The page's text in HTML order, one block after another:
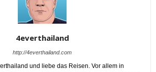
4everthailand
http://4everthailand.com
und liebe das Reisen. Vor allem in